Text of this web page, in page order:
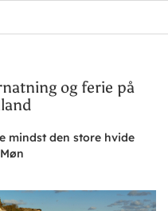
og ferie på
mindst den store hvide